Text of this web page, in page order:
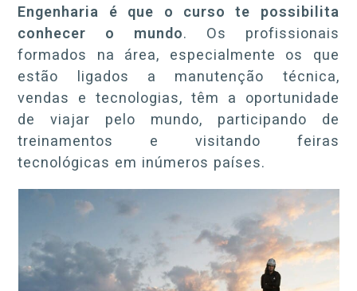
Engenharia é que o curso te possibilita
conhecer o mundo. Os profissionais
formados na área, especialmente os que
estão ligados a manutenção técnica,
vendas e tecnologias, têm a oportunidade
de viajar pelo mundo, participando de
treinamentos e visitando feiras
tecnológicas em inúmeros países.